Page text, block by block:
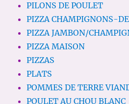
PILONS DE POULET
PIZZA CHAMPIGNONS-
PIZZA JAMBON/
PIZZA MAISON
PIZZAS
PLATS
POMMES DE TERRE
POULET AU CHOU BLANC